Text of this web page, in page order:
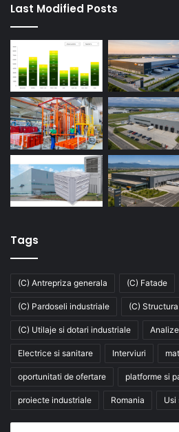
Last Modified Posts
Tags
(C) Antrepriza generala (C) Fatade
(C) Pardoseli industriale (C) Structura
(C) Utilaje si dotari industriale Analize
Electrice si sanitare Interviuri
oportunitati de ofertare platforme si
proiecte industriale Romania Usi